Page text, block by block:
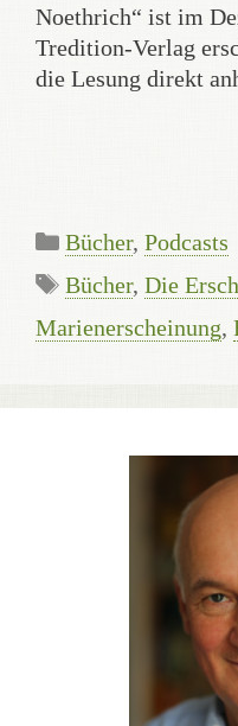
Noethrich“ ist im
Tredition-Verlag
die Lesung direkt
Kategorien
Bücher, Podcasts
Schlagwörter
Bücher, Die
Marienerscheinung,